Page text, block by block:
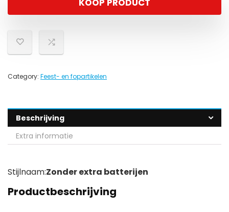
KOOP PRODUCT
Category: Feest- en fopartikelen
Beschrijving
Extra informatie
Stijlnaam:Zonder extra batterijen
Productbeschrijving